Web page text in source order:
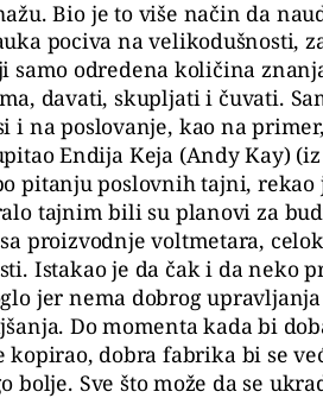
Bio je to više način da
pociva na velikodušnosti,
samo odredena količina
davati, skupljati i čuvati.
i na poslovanje, kao na
Endija Keja (Andy Kay)
pitanju poslovnih tajni, rekao
tajnim bili su planovi za
proizvodnje voltmetara,
Istakao je da čak i da neko
jer nema dobrog
Do momenta kada bi
kopirao, dobra fabrika bi se
bolje. Sve što može da se